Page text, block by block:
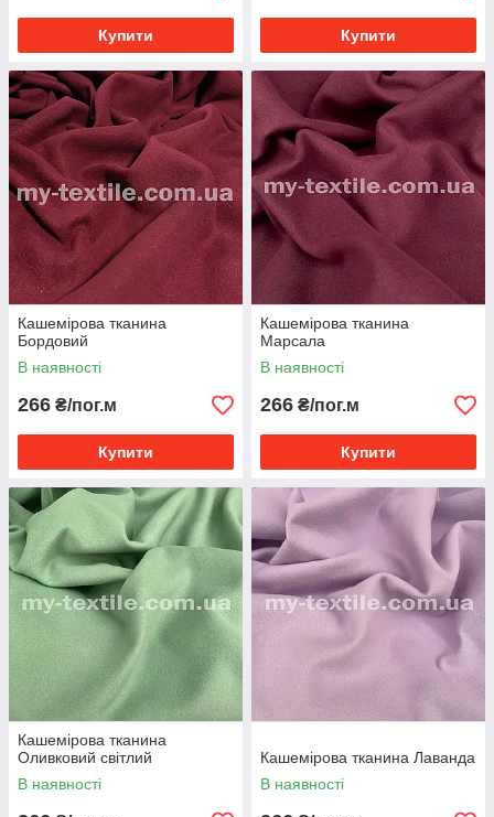
Купити Купити
Кашемірова тканина
Бордовий
В наявності
266 ₴/пог.м
Купити
Кашемірова тканина
Марсала
В наявності
266 ₴/пог.м
Купити
Кашемірова тканина
Оливковий світлий
В наявності
Кашемірова тканина Лаванда
В наявності